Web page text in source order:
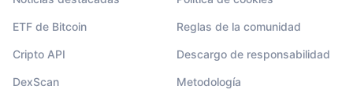
ETF de Bitcoin
Cripto API
DexScan
Reglas de la comunidad
Descargo de responsabilidad
Metodología